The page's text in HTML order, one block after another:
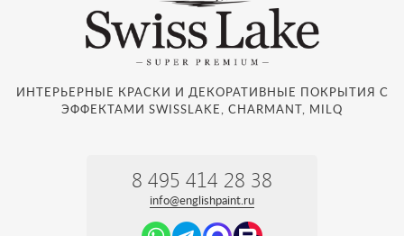
ИНТЕРЬЕРНЫЕ КРАСКИ И ДЕКОРАТИВНЫЕ ПОКРЫТИЯ С
ЭФФЕКТАМИ SWISSLAKE, CHARMANT, MILQ
8 495 414 28 38
info@englishpaint.ru